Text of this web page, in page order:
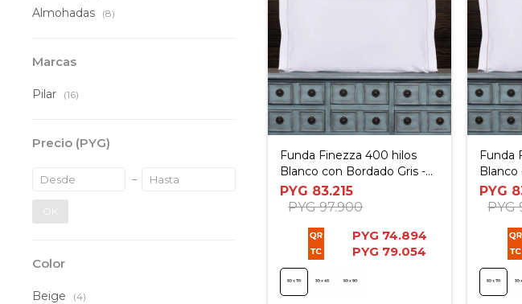
Funda Finezza 400 hilos
Blanco con Bordado Gris -
50x70cm
PYG 83.215
PYG 97.900
PYG 74.894
PYG 79.054
Funda
Blanco
PYG
PYG
Almohadas (8)
Marcas
Pilar (16)
Precio (PYG)
OK
Color
Beige (4)